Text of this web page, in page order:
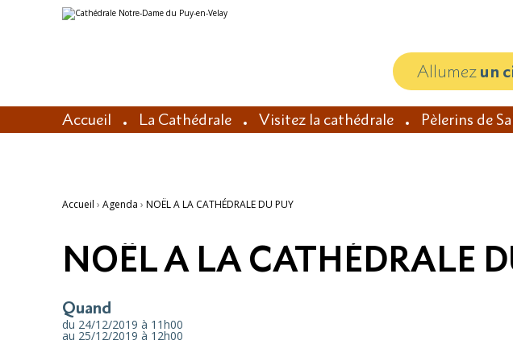
Aller
au
Outils
personnels
Allumezun
Accueil La Cathédrale Visitez la cathédrale Pèlerins de
Accueil › Agenda › NOËL A LA CATHÉDRALE DU PUY
NOËL A LA CATHÉDRALE
Quand
du 24/12/2019 à 11h00
au 25/12/2019 à 12h00